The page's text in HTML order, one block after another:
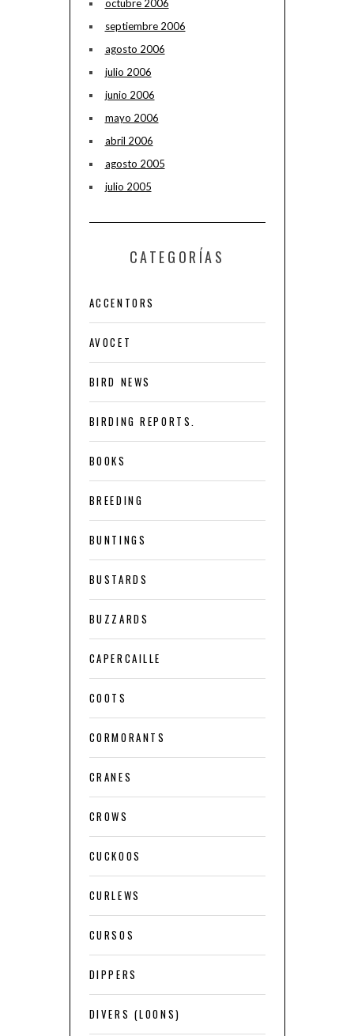
octubre 2006
septiembre 2006
agosto 2006
julio 2006
junio 2006
mayo 2006
abril 2006
agosto 2005
julio 2005
CATEGORÍAS
ACCENTORS
AVOCET
BIRD NEWS
BIRDING REPORTS.
BOOKS
BREEDING
BUNTINGS
BUSTARDS
BUZZARDS
CAPERCAILLE
COOTS
CORMORANTS
CRANES
CROWS
CUCKOOS
CURLEWS
CURSOS
DIPPERS
DIVERS (LOONS)